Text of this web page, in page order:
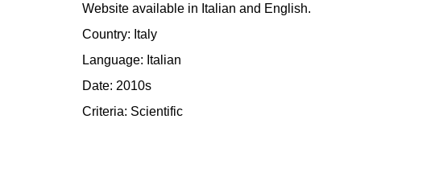
Website available in Italian and English.
Country: Italy
Language: Italian
Date: 2010s
Criteria: Scientific